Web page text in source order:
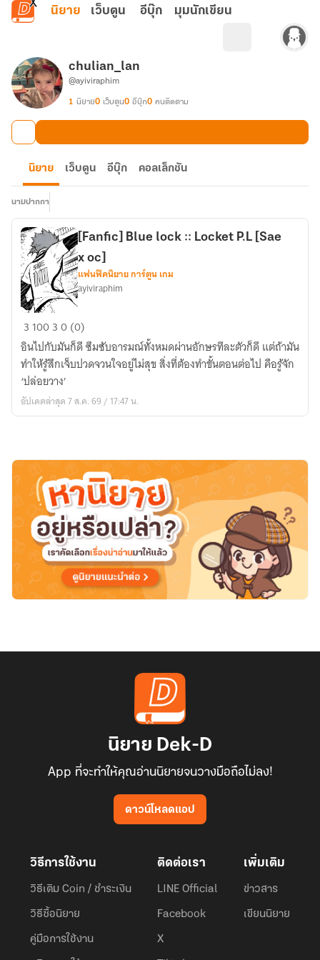
ข้ามไปยังเนื้อหาหลัก
นิยาย เว็บตูน อีบุ๊ก มุมนักเขียน
chulian_lan
@ayiviraphim
1 นิยาย0 เว็บตูน0 อีบุ๊ก0 คนติดตาม
นิยาย เว็บตูน อีบุ๊ก คอลเล็กชัน
นามปากกา
[Fanfic]
Blue
lock
::
Locket
P.L
oc]
[Fanfic] Blue lock :: Locket P.L [Sae
x oc]
แฟนฟิคนิยาย การ์ตูน เกม
ayiviraphim
3 10030 (0)
อินไปกับมันก็ดี ซึมซับอารมณ์ทั้งหมดผ่านอักษรทีละตัวก็ดี แต่ถ้ามัน
ทำให้รู้สึกเจ็บปวดจวนใจอยู่ไม่สุข สิ่งที่ต้องทำขั้นตอนต่อไป คือรู้จัก
‘ปล่อยวาง’
อัปเดตล่าสุด 7 ส.ค. 69 / 17:47 น.
นิยาย Dek-D
App ที่จะทำให้คุณอ่านนิยายจนวางมือถือไม่ลง!
ดาวน์โหลดแอป
วิธีการใช้งาน
วิธีเติม Coin / ชำระเงิน
วิธีซื้อนิยาย
คู่มือการใช้งาน
ติดต่อเรา
LINE Official
Facebook
X
เพิ่มเติม
ข่าวสาร
เขียนนิยาย